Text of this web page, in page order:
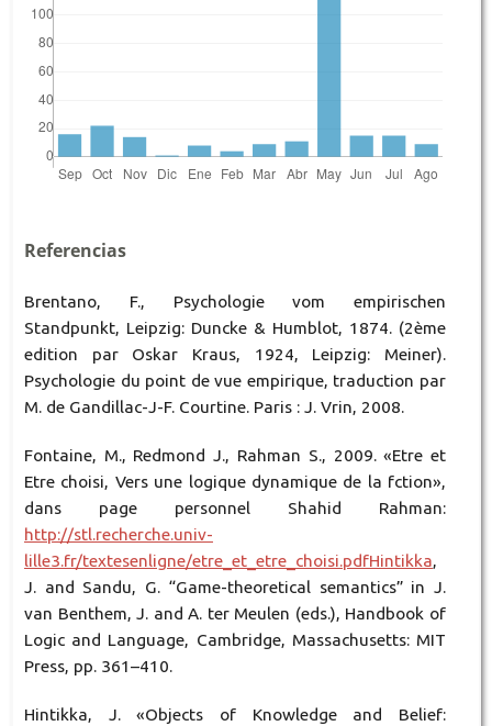
Referencias
Brentano, F., Psychologie vom empirischen
Standpunkt, Leipzig: Duncke & Humblot, 1874. (2ème
edition par Oskar Kraus, 1924, Leipzig: Meiner).
Psychologie du point de vue empirique, traduction par
M. de Gandillac-J-F. Courtine. Paris : J. Vrin, 2008.
Fontaine, M., Redmond J., Rahman S., 2009. «Etre et
Etre choisi, Vers une logique dynamique de la fction»,
dans page personnel Shahid Rahman:
http://stl.recherche.univ-
lille3.fr/textesenligne/etre_et_etre_choisi.pdfHintikka,
J. and Sandu, G. “Game-theoretical semantics” in J.
van Benthem, J. and A. ter Meulen (eds.), Handbook of
Logic and Language, Cambridge, Massachusetts: MIT
Press, pp. 361–410.
Hintikka, J. «Objects of Knowledge and Belief: